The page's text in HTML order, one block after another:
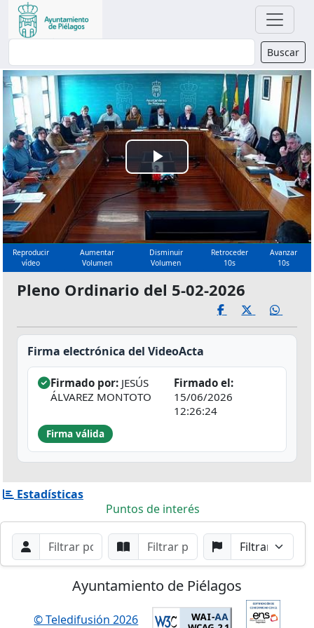
Buscador Buscar
Reproducir
Vídeo
Reproducir
vídeo
Aumentar
Volumen
Disminuir
Volumen
Retroceder
10s
Avanzar
10s
Pleno Ordinario del 5-02-2026
Firma electrónica del VideoActa
Firmado por: JESÚS
ÁLVAREZ MONTOTO
Firmado el:
15/06/2026
12:26:24
Firma válida
Estadísticas
Puntos de interés
Filtros de búsqueda
Buscar por OradorBuscar por Punto Buscar por Partido
Buscar
Ayuntamiento de Piélagos
© Teledifusión 2026